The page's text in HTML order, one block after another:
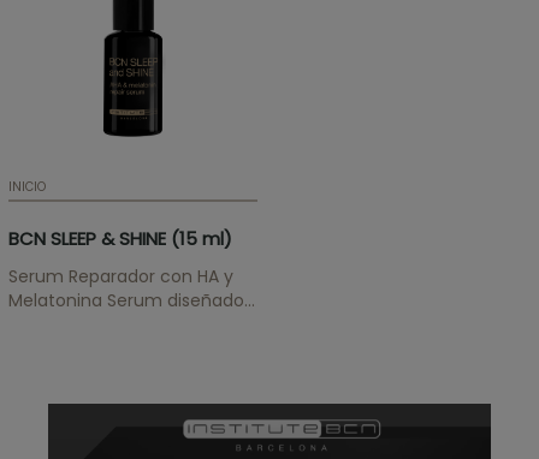
dilatados o cutis...
INICIO
BCN SLEEP & SHINE (15 ml)
Serum Reparador con HA y
Melatonina Serum diseñado
gama BCN Pre & Post, debe
enviarnos el certificado